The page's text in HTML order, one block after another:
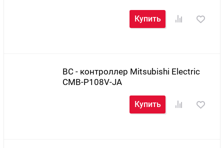
Купить
BC - контроллер Mitsubishi Electric
CMB-P108V-JA
Купить